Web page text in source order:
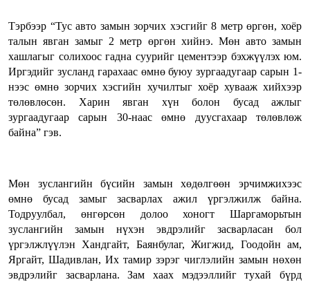
Тэрбээр “Тус авто замын зорчих хэсгийг 8 метр өргөн, хоёр
талын явган замыг 2 метр өргөн хийнэ. Мөн авто замын
хашлагыг солихоос гадна суурийг цементээр бэхжүүлэх юм.
Иргэдийг зусланд гарахаас өмнө буюу зургаадугаар сарын 1-
нээс өмнө зорчих хэсгийн хучилтыг хоёр хувааж хийхээр
төлөвлөсөн. Харин явган хүн болон бусад ажлыг
зургаадугаар сарын 30-наас өмнө дуусгахаар төлөвлөж
байна” гэв.
Мөн зуслангийн бүсийн замын хөдөлгөөн эрчимжихээс
өмнө бусад замыг засварлах ажил үргэлжилж байна.
Тодруулбал, өнгөрсөн долоо хоногт Шаргаморьтын
зуслангийн замын нүхэн эвдрэлийг засварласан бол
үргэлжлүүлэн Хандгайт, Баянбулаг, Жигжид, Гоодойн ам,
Яргайт, Шадивлан, Их тамир зэрэг чиглэлийн замын нөхөн
эвдрэлийг засварлана. Зам хаах мэдээллийг тухай бүрд